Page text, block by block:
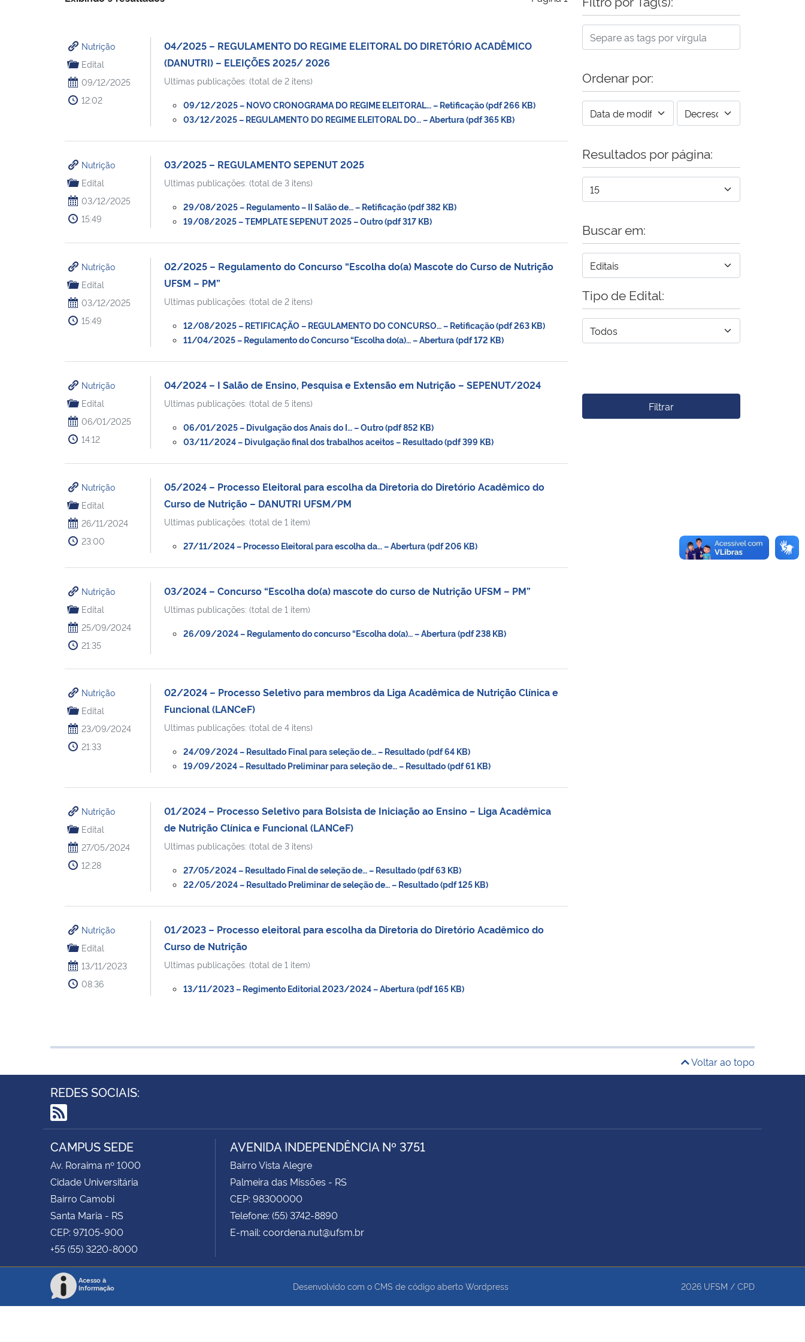
Nutrição
Edital
09/12/2025
12:02
04/2025 – REGULAMENTO DO REGIME ELEITORAL DO DIRETÓRIO ACADÊMICO
(DANUTRI) – ELEIÇÕES 2025/ 2026
Ultimas publicações: (total de 2 itens)
09/12/2025 – NOVO CRONOGRAMA DO REGIME ELEITORAL… – Retificação (pdf 266 KB)
03/12/2025 – REGULAMENTO DO REGIME ELEITORAL DO… – Abertura (pdf 365 KB)
Nutrição
Edital
03/12/2025
15:49
03/2025 – REGULAMENTO SEPENUT 2025
Ultimas publicações: (total de 3 itens)
29/08/2025 – Regulamento – II Salão de… – Retificação (pdf 382 KB)
19/08/2025 – TEMPLATE SEPENUT 2025 – Outro (pdf 317 KB)
Nutrição
Edital
03/12/2025
15:49
02/2025 – Regulamento do Concurso “Escolha do(a) Mascote do Curso de Nutrição
UFSM – PM”
Ultimas publicações: (total de 2 itens)
12/08/2025 – RETIFICAÇÃO – REGULAMENTO DO CONCURSO… – Retificação (pdf 263 KB)
11/04/2025 – Regulamento do Concurso “Escolha do(a)… – Abertura (pdf 172 KB)
Nutrição
Edital
06/01/2025
14:12
04/2024 – I Salão de Ensino, Pesquisa e Extensão em Nutrição – SEPENUT/2024
Ultimas publicações: (total de 5 itens)
06/01/2025 – Divulgação dos Anais do I… – Outro (pdf 852 KB)
03/11/2024 – Divulgação final dos trabalhos aceitos – Resultado (pdf 399 KB)
Nutrição
Edital
26/11/2024
23:00
05/2024 – Processo Eleitoral para escolha da Diretoria do Diretório Acadêmico do
Curso de Nutrição – DANUTRI UFSM/PM
Ultimas publicações: (total de 1 item)
27/11/2024 – Processo Eleitoral para escolha da… – Abertura (pdf 206 KB)
Nutrição
Edital
25/09/2024
21:35
03/2024 – Concurso “Escolha do(a) mascote do curso de Nutrição UFSM – PM”
Ultimas publicações: (total de 1 item)
26/09/2024 – Regulamento do concurso “Escolha do(a)… – Abertura (pdf 238 KB)
Nutrição
Edital
23/09/2024
21:33
02/2024 – Processo Seletivo para membros da Liga Acadêmica de Nutrição Clínica e
Funcional (LANCeF)
Ultimas publicações: (total de 4 itens)
24/09/2024 – Resultado Final para seleção de… – Resultado (pdf 64 KB)
19/09/2024 – Resultado Preliminar para seleção de… – Resultado (pdf 61 KB)
Nutrição
Edital
27/05/2024
12:28
01/2024 – Processo Seletivo para Bolsista de Iniciação ao Ensino – Liga Acadêmica
de Nutrição Clínica e Funcional (LANCeF)
Ultimas publicações: (total de 3 itens)
27/05/2024 – Resultado Final de seleção de… – Resultado (pdf 63 KB)
22/05/2024 – Resultado Preliminar de seleção de… – Resultado (pdf 125 KB)
Nutrição
Edital
13/11/2023
08:36
01/2023 – Processo eleitoral para escolha da Diretoria do Diretório Acadêmico do
Curso de Nutrição
Ultimas publicações: (total de 1 item)
13/11/2023 – Regimento Editorial 2023/2024 – Abertura (pdf 165 KB)
Ordenar por:
Resultados por página:
Buscar em:
Tipo de Edital:
Filtrar
Voltar ao topo
REDES SOCIAIS:
RSS
CAMPUS SEDE
Av. Roraima nº 1000
Cidade Universitária
Bairro Camobi
Santa Maria - RS
CEP: 97105-900
+55 (55) 3220-8000
AVENIDA INDEPENDÊNCIA Nº 3751
Bairro Vista Alegre
Palmeira das Missões - RS
CEP: 98300000
Telefone: (55) 3742-8890
E-mail: coordena.nut@ufsm.br
Acesso à
Informação
Desenvolvido com o CMS de código aberto Wordpress 2026 UFSM / CPD